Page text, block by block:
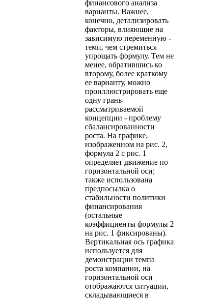
финансового анализа
варианты. Важнее,
конечно, детализировать
факторы, влияющие на
зависимую переменную -
темп, чем стремиться
упрощать формулу. Тем не
менее, обратившись ко
второму, более краткому
ее варианту, можно
проиллюстрировать еще
одну грань
рассматриваемой
концепции - проблему
сбалансированности
роста. На графике,
изображенном на рис. 2,
формула 2 с рис. 1
определяет движение по
горизонтальной оси;
также использована
предпосылка о
стабильности политики
финансирования
(остальные
коэффициенты формулы 2
на рис. 1 фиксированы).
Вертикальная ось графика
используется для
демонстрации темпа
роста компании, на
горизонтальной оси
отображаются ситуации,
складывающиеся в